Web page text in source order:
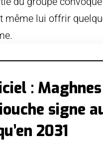
même lui offrir
: Maghnes
signe
2031